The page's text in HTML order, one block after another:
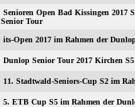
Senioren Open Bad Kissingen 2017
Senior Tour
its-Open 2017 im Rahmen der
Dunlop Senior Tour 2017 Kirchen S5
11. Stadtwald-
5. ETB Cup S5 im Rahmen der